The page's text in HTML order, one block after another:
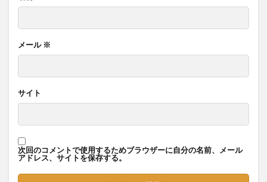
メール ※
サイト
次回のコメントで使用するためブラウザーに自分の名前、メール
アドレス、サイトを保存する。